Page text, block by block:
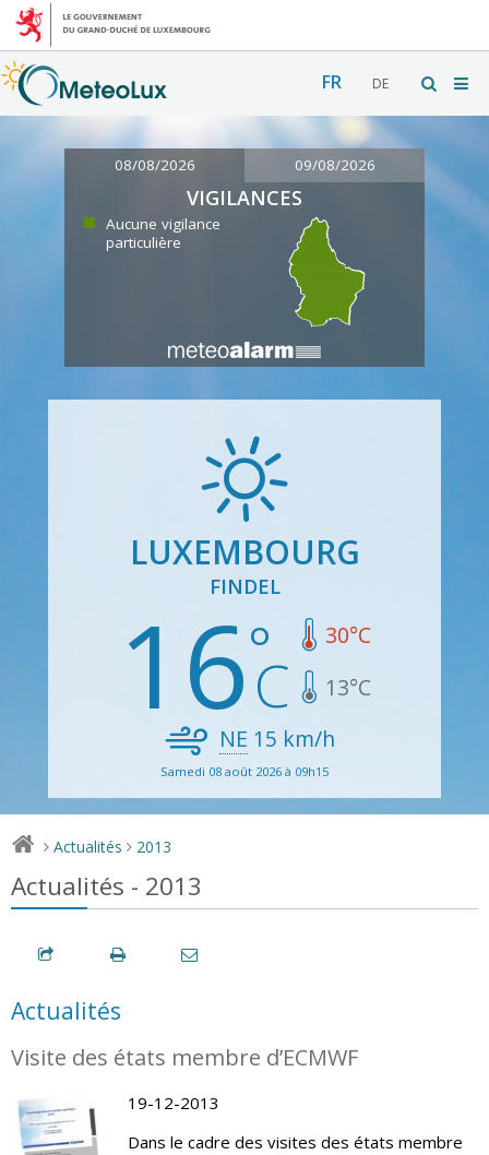
FR DE
08/08/2026 09/08/2026
VIGILANCES
Aucune vigilance
particulière
LUXEMBOURG
FINDEL
16 30°C
13°C
NE 15 km/h
Samedi 08 août 2026 à 09h15
> Actualités > 2013
Actualités - 2013
Actualités
Visite des états membre d’ECMWF
19-12-2013
Dans le cadre des visites des états membre